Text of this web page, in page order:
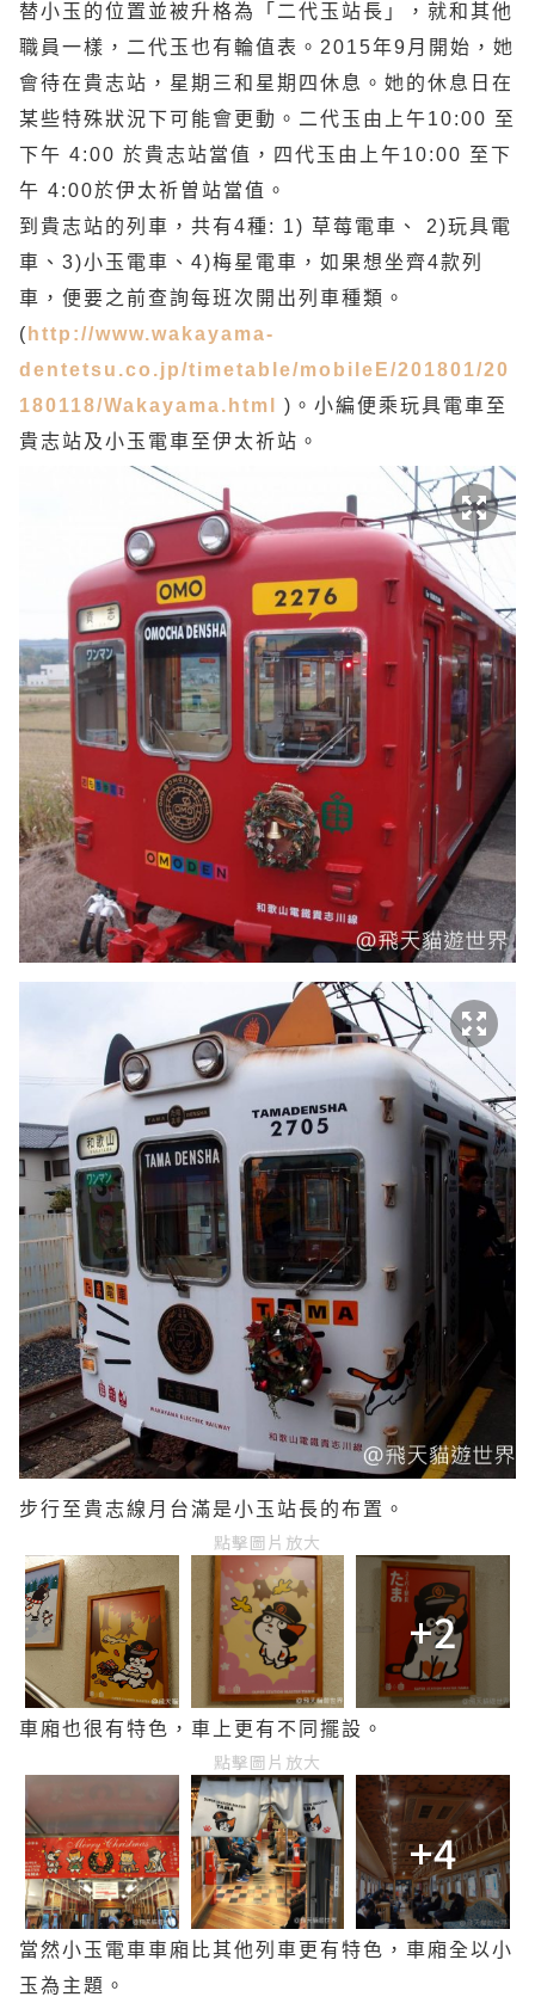
替小玉的位置並被升格為「二代玉站長」，就和其他
職員一樣，二代玉也有輪值表。2015年9月開始，她
會待在貴志站，星期三和星期四休息。她的休息日在
某些特殊狀況下可能會更動。二代玉由上午10:00 至
下午 4:00 於貴志站當值，四代玉由上午10:00 至下
午 4:00於伊太祈曽站當值。
到貴志站的列車，共有4種: 1) 草莓電車、 2)玩具電
車、3)小玉電車、4)梅星電車，如果想坐齊4款列
車，便要之前查詢每班次開出列車種類。
( http://www.wakayama-
dentetsu.co.jp/timetable/mobileE/201801/20
180118/Wakayama.html
)。小編便乘玩具電車至
貴志站及小玉電車至伊太祈站。
步行至貴志線月台滿是小玉站長的布置。
點擊圖片放大
+2
車廂也很有特色，車上更有不同擺設。
點擊圖片放大
+4
當然小玉電車車廂比其他列車更有特色，車廂全以小
玉為主題。